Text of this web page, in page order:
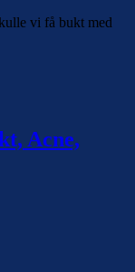
vi få bukt med
Acne,